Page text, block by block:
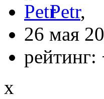
Petr,
26 мая
рейтинг:
x